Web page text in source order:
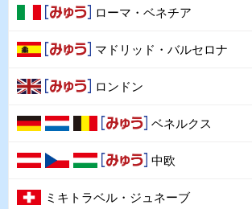
ローマ・ベネチア
マドリッド・バルセロナ
ロンドン
ベネルクス
中欧
ミキトラベル・ジュネーブ